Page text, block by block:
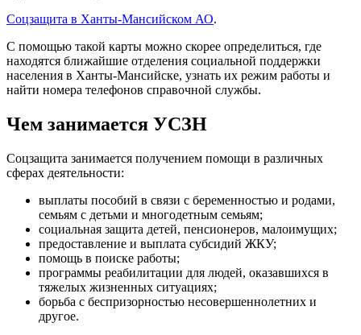
Соцзащита в Ханты-Мансийском АО.
С помощью такой карты можно скорее определиться, где
находятся ближайшие отделения социальной поддержки
населения в Ханты-Мансийске, узнать их режим работы и
найти номера телефонов справочной службы.
Чем занимается УСЗН
Соцзащита занимается получением помощи в различных
сферах деятельности:
выплаты пособий в связи с беременностью и родами,
семьям с детьми и многодетным семьям;
социальная защита детей, пенсионеров, малоимущих;
предоставление и выплата субсидий ЖКУ;
помощь в поиске работы;
программы реабилитации для людей, оказавшихся в
тяжелых жизненных ситуациях;
борьба с беспризорностью несовершеннолетних и
другое.